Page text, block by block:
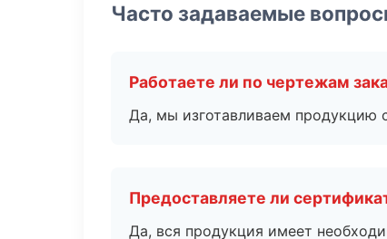
Часто задаваемые
Работаете ли по чертежам
Да, мы изготавливаем продукцию
Предоставляете ли
Да, вся продукция имеет